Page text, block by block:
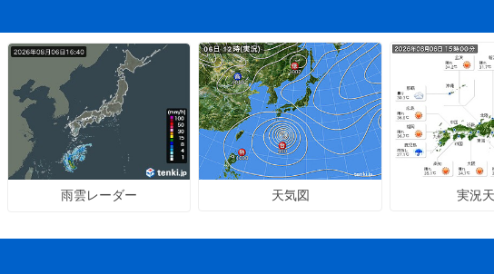
雨雲レーダー 天気図 実況